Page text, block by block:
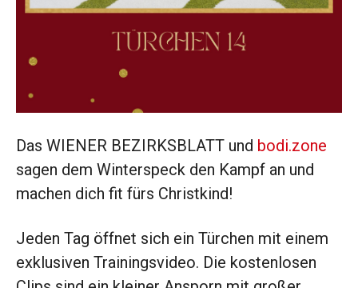
Das WIENER BEZIRKSBLATT und bodi.zone
sagen dem Winterspeck den Kampf an und
machen dich fit fürs Christkind!
Jeden Tag öffnet sich ein Türchen mit einem
exklusiven Trainingsvideo. Die kostenlosen